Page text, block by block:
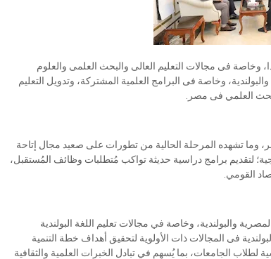
وخاصة فى مجالات التعليم العالى والبحث العلمى والعلوم
وخاصة فى البرامج العلمية المشتركة، وتدويل التعليم
العلمي فى مصر.
وما تشهده المرحلة الحالية من تطورات على صعيد مجال إتاحة
لتقديم برامج دراسية حديثة تواكب مُتطلبات وظائف المُستقبل،
القومي.
والبولندية، وخاصة في مجالات تعليم اللغة البولندية
فى المجالات ذات الأولوية لتحقيق أهداف خطة التنمية
توفير المنح الدراسية لطلاب الجامعات، بما يُسهم في تبادل الخبرات العلمية والثقافية